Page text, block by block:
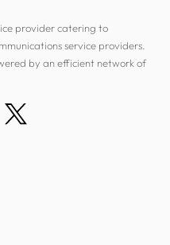
provider catering to
service providers.
by an efficient network of